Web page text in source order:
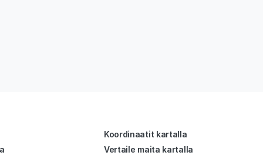
Koordinaatit kartalla
Vertaile maita kartalla